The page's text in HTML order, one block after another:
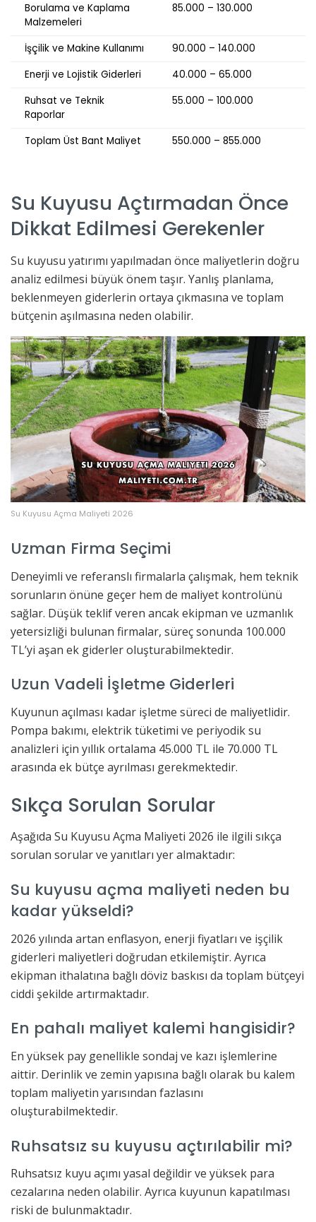
Borulama ve Kaplama
Malzemeleri
85.000 – 130.000
İşçilik ve Makine Kullanımı
90.000 – 140.000
Enerji ve Lojistik Giderleri
40.000 – 65.000
Ruhsat ve Teknik
Raporlar
55.000 – 100.000
Toplam Üst Bant Maliyet 550.000 – 855.000
Su Kuyusu Açtırmadan Önce
Dikkat Edilmesi Gerekenler
Su kuyusu yatırımı yapılmadan önce maliyetlerin doğru
analiz edilmesi büyük önem taşır. Yanlış planlama,
beklenmeyen giderlerin ortaya çıkmasına ve toplam
bütçenin aşılmasına neden olabilir.
Su Kuyusu Açma Maliyeti 2026
Uzman Firma Seçimi
Deneyimli ve referanslı firmalarla çalışmak, hem teknik
sorunların önüne geçer hem de maliyet kontrolünü
sağlar. Düşük teklif veren ancak ekipman ve uzmanlık
yetersizliği bulunan firmalar, süreç sonunda 100.000
TL’yi aşan ek giderler oluşturabilmektedir.
Uzun Vadeli İşletme Giderleri
Kuyunun açılması kadar işletme süreci de maliyetlidir.
Pompa bakımı, elektrik tüketimi ve periyodik su
analizleri için yıllık ortalama 45.000 TL ile 70.000 TL
arasında ek bütçe ayrılması gerekmektedir.
Sıkça Sorulan Sorular
Aşağıda Su Kuyusu Açma Maliyeti 2026 ile ilgili sıkça
sorulan sorular ve yanıtları yer almaktadır:
Su kuyusu açma maliyeti neden bu
kadar yükseldi?
2026 yılında artan enflasyon, enerji fiyatları ve işçilik
giderleri maliyetleri doğrudan etkilemiştir. Ayrıca
ekipman ithalatına bağlı döviz baskısı da toplam bütçeyi
ciddi şekilde artırmaktadır.
En pahalı maliyet kalemi hangisidir?
En yüksek pay genellikle sondaj ve kazı işlemlerine
aittir. Derinlik ve zemin yapısına bağlı olarak bu kalem
toplam maliyetin yarısından fazlasını
oluşturabilmektedir.
Ruhsatsız su kuyusu açtırılabilir mi?
Ruhsatsız kuyu açımı yasal değildir ve yüksek para
cezalarına neden olabilir. Ayrıca kuyunun kapatılması
riski de bulunmaktadır.